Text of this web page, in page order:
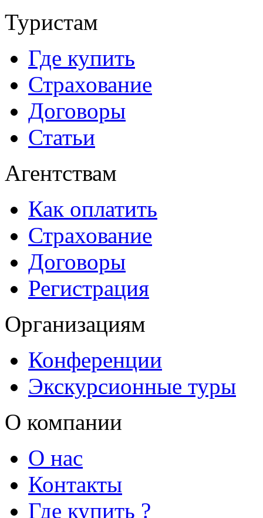
Туристам
Где купить
Страхование
Договоры
Статьи
Агентствам
Как оплатить
Страхование
Договоры
Регистрация
Организациям
Конференции
Экскурсионные туры
О компании
О нас
Контакты
Где купить ?